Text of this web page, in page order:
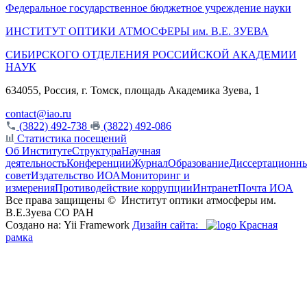
Федеральное государственное бюджетное учреждение науки
ИНСТИТУТ ОПТИКИ АТМОСФЕРЫ им. В.Е. ЗУЕВА
СИБИРСКОГО ОТДЕЛЕНИЯ РОССИЙСКОЙ АКАДЕМИИ
НАУК
634055, Россия, г. Томск, площадь Академика Зуева, 1
contact@iao.ru
(3822) 492-738
(3822) 492-086
Статистика посещений
Об ИнститутеСтруктураНаучная
деятельностьКонференцииЖурналОбразование
советИздательство ИОАМониторинг и
измеренияПротиводействие коррупцииИнтранетПочта ИОА
Все права защищены © Институт оптики атмосферы им.
В.Е.Зуева СО РАН
Создано на: Yii Framework Дизайн сайта:
Красная
рамка